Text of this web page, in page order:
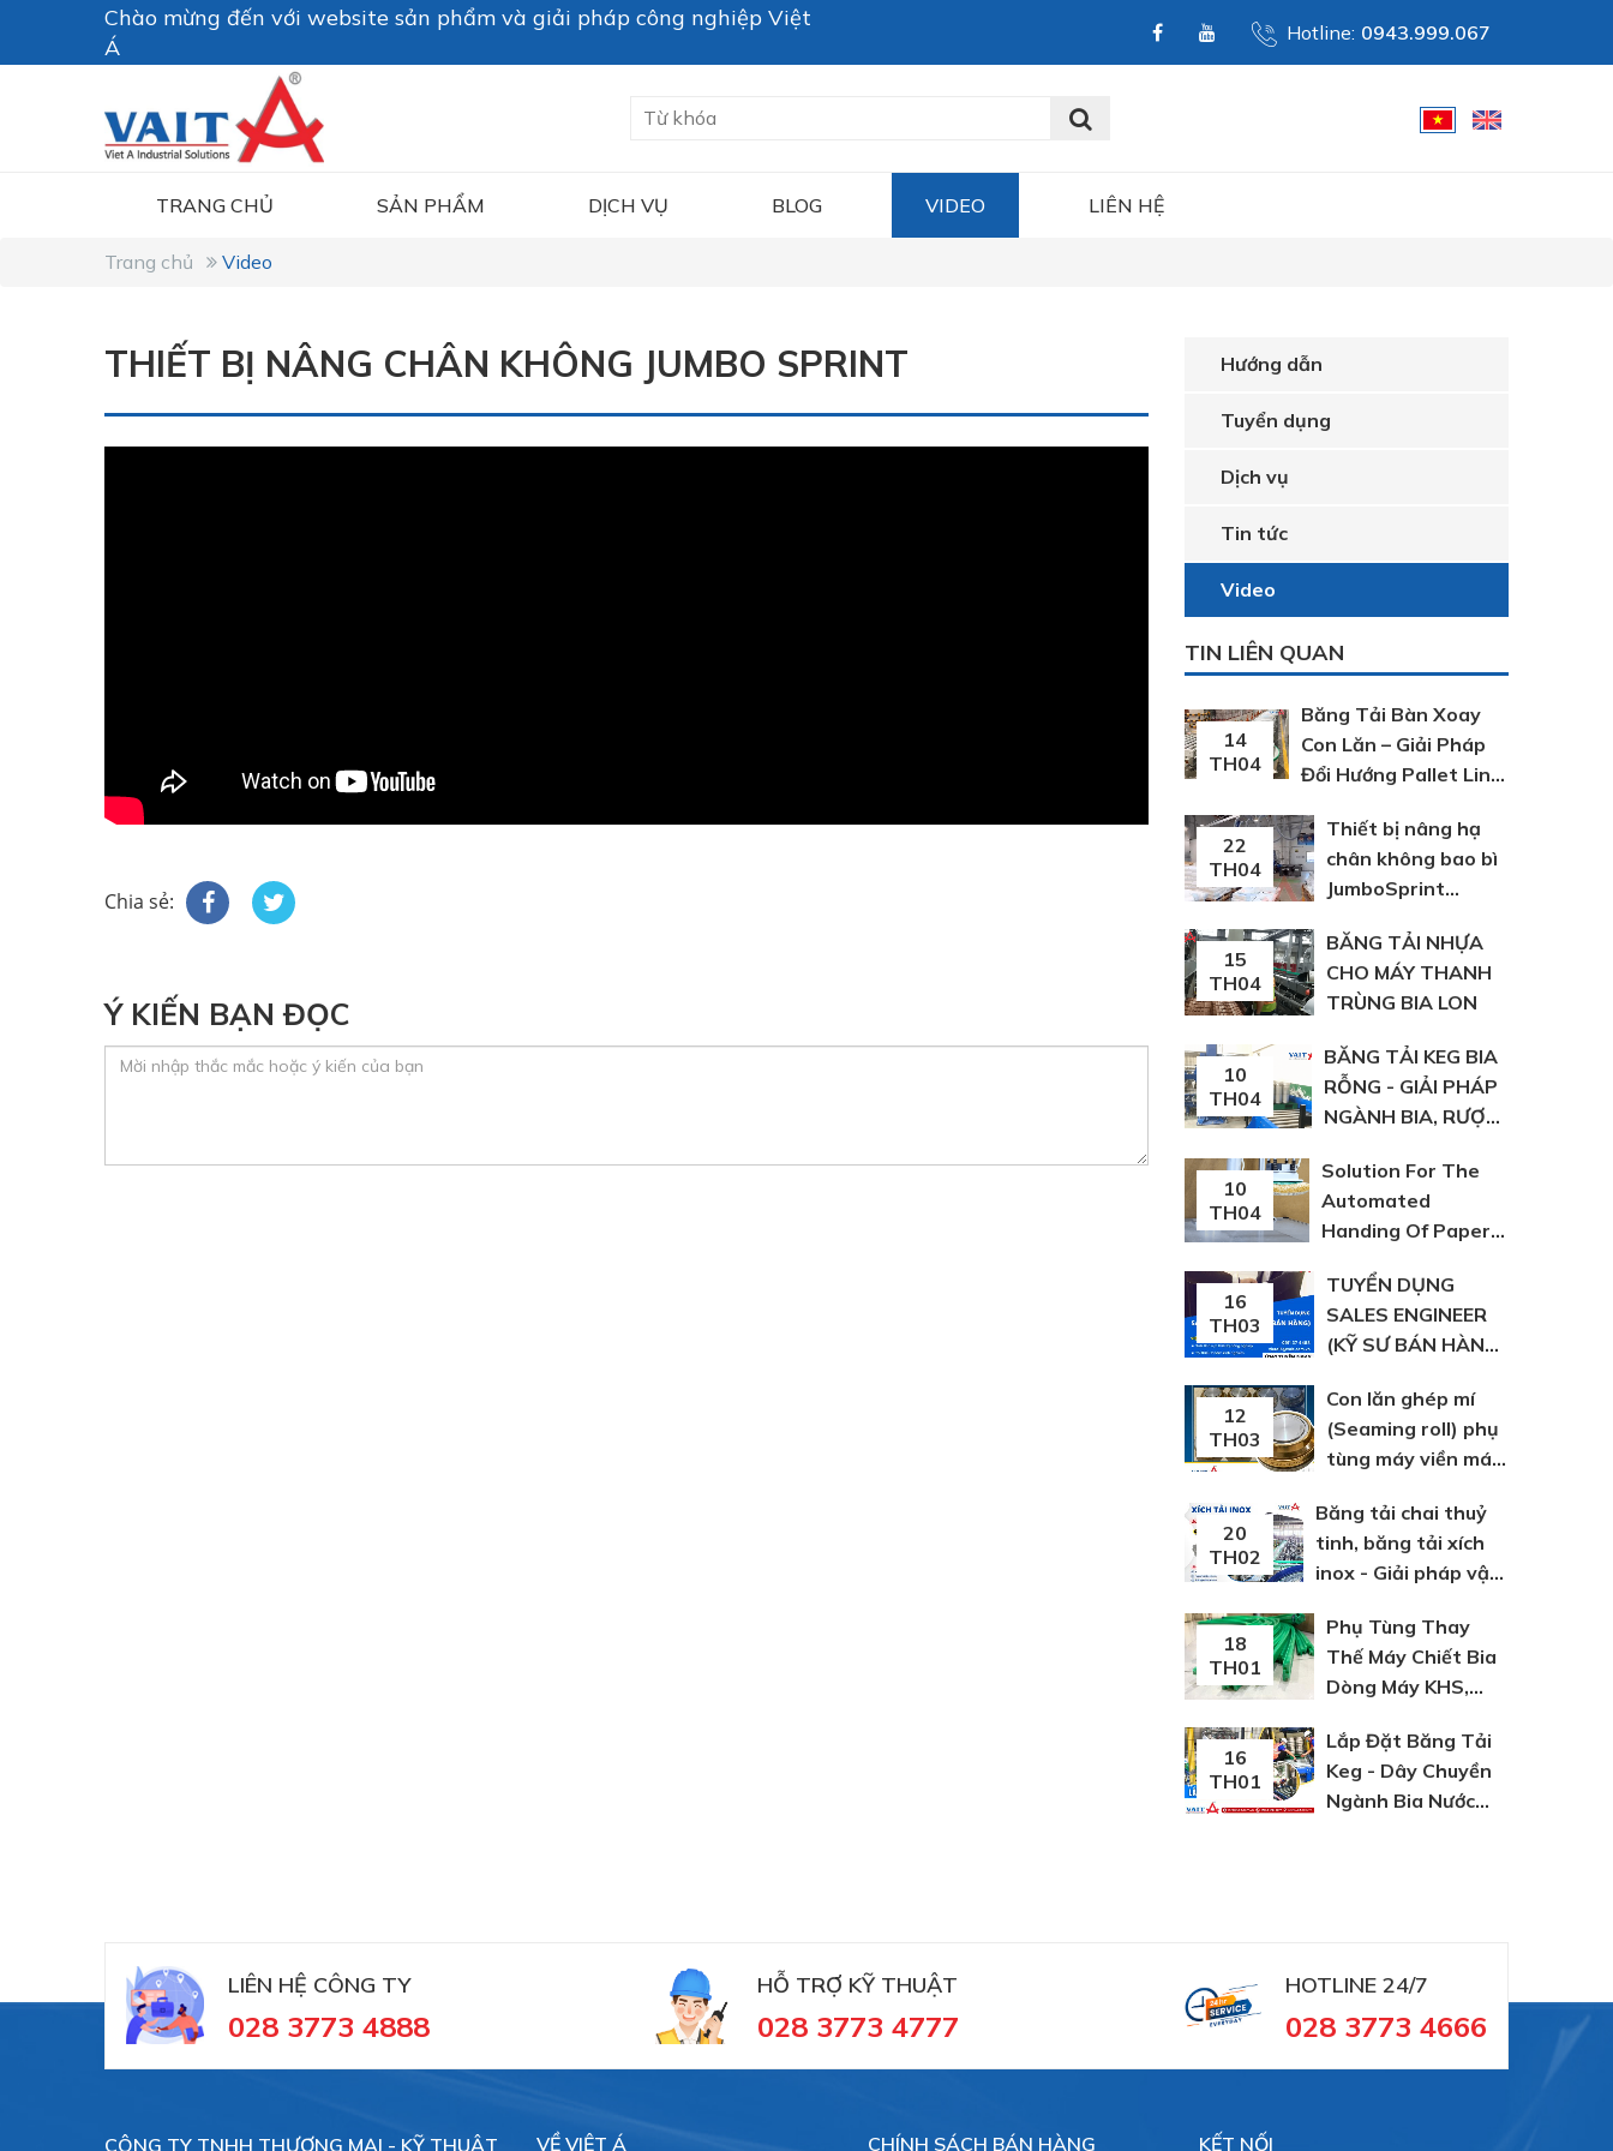
Chào mừng đến với website sản phẩm và giải pháp công nghiệp Việt
Á
Hotline: 0943.999.067
TRANG CHỦ SẢN PHẨM DỊCH VỤ BLOG VIDEO LIÊN HỆ
Trang chủ Video
THIẾT BỊ NÂNG CHÂN KHÔNG JUMBO SPRINT
Chia sẻ:
Ý KIẾN BẠN ĐỌC
Hướng dẫn
Tuyển dụng
Dịch vụ
Tin tức
Video
TIN LIÊN QUAN
14
TH04
Băng Tải Bàn Xoay
Con Lăn – Giải Pháp
Đổi Hướng Pallet Linh
Chuyền Sản Xuất
22
TH04
Thiết bị nâng hạ
chân không bao bì
JumboSprint
15
TH04
BĂNG TẢI NHỰA
CHO MÁY THANH
TRÙNG BIA LON
10
TH04
BĂNG TẢI KEG BIA
RỖNG - GIẢI PHÁP
NGÀNH BIA, RƯỢU,
10
TH04
Solution For The
Automated
Handing Of Paper,
Bags
16
TH03
TUYỂN DỤNG
SALES ENGINEER
(KỸ SƯ BÁN HÀNG)
12
TH03
Con lăn ghép mí
(Seaming roll) phụ
tùng máy viền máy
20
TH02
Băng tải chai thuỷ
tinh, băng tải xích
inox - Giải pháp vận
tinh
18
TH01
Phụ Tùng Thay
Thế Máy Chiết Bia
Dòng Máy KHS,
16
TH01
Lắp Đặt Băng Tải
Keg - Dây Chuyền
Ngành Bia Nước
LIÊN HỆ CÔNG TY
028 3773 4888
HỖ TRỢ KỸ THUẬT
028 3773 4777
HOTLINE 24/7
028 3773 4666
CÔNG TY TNHH THƯƠNG MẠI - KỸ THUẬT VỀ VIỆT Á CHÍNH SÁCH BÁN HÀNG KẾT NỐI